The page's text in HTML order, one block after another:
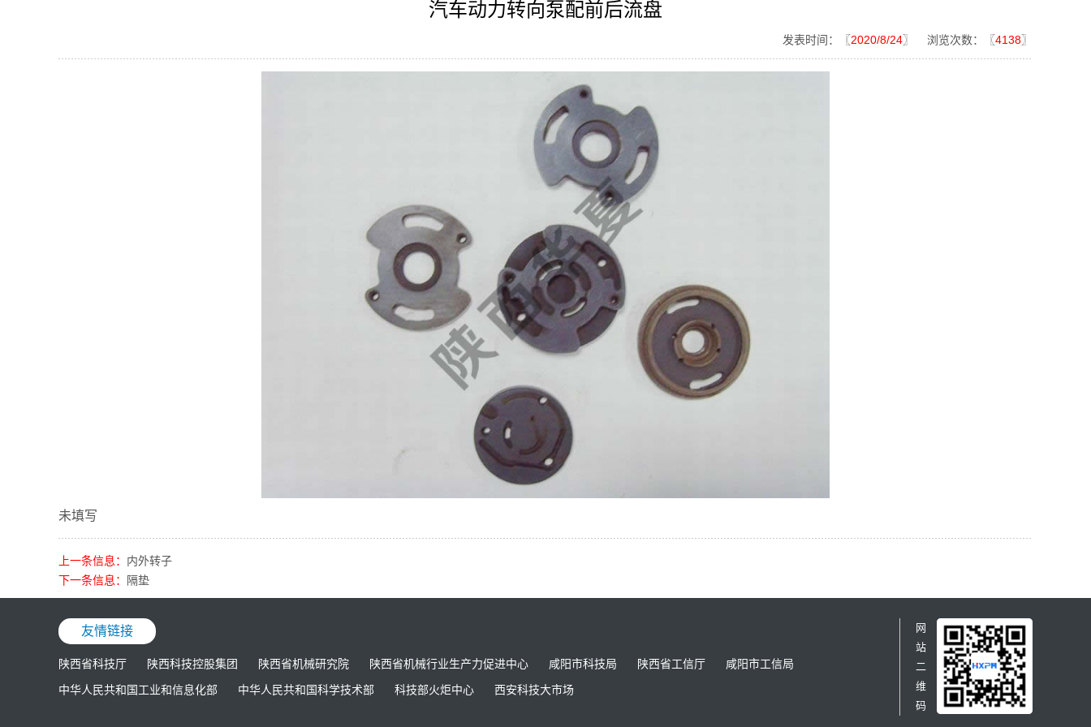
汽车动力转向泵配前后流盘
发表时间：〖2020/8/24〗 浏览次数：〖4138〗
未填写
上一条信息： 内外转子
下一条信息：
隔垫
友情链接
陕西省科技厅 陕西科技控股集团 陕西省机械研究院 陕西省机械行业生产力促进中心 咸阳市科技局 陕西省工信厅
咸阳市工信局
中华人民共和国工业和信息化部
中华人民共和国科学技术部 科技部火炬中心 西安科技大市场
网
站
二
维
码